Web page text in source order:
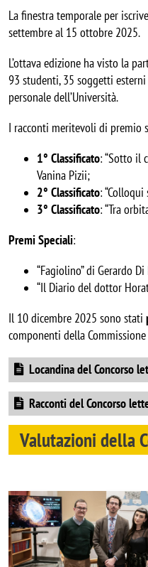
La finestra temporale per
settembre al 15 ottobre 2025.
L’ottava edizione ha visto la
93 studenti, 35 soggetti
personale dell’Università.
I racconti meritevoli di premio
1° Classificato: “Sotto il
Vanina Pizii;
2° Classificato:
3° Classificato: “Tra
Premi Speciali:
“Fagiolino” di Gerardo
“Il Diario del dottor
Il 10 dicembre 2025 sono stati
componenti della
Document
Locandina del Concorso
Document
Racconti del Concorso
Valutazioni della